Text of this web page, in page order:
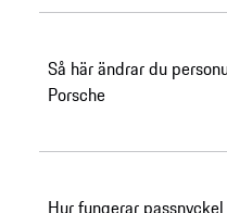
Så här ändrar du
Porsche
Hur fungerar